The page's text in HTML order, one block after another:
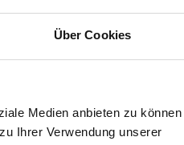
Über Cookies
Medien anbieten zu können
Ihrer Verwendung unserer